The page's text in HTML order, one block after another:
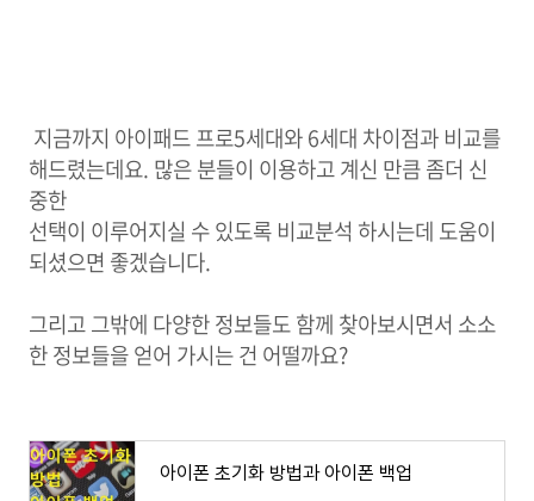
지금까지 아이패드 프로5세대와 6세대 차이점과 비교를
해드렸는데요. 많은 분들이 이용하고 계신 만큼 좀더 신
중한
선택이 이루어지실 수 있도록 비교분석 하시는데 도움이
되셨으면 좋겠습니다.
그리고 그밖에 다양한 정보들도 함께 찾아보시면서 소소
한 정보들을 얻어 가시는 건 어떨까요?
아이폰 초기화 방법과 아이폰 백업